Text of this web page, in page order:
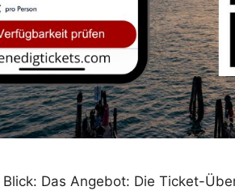
Das Angebot: Die Ticket-